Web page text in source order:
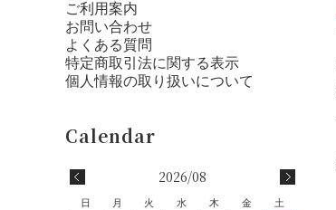
ご利用案内
お問い合わせ
よくある質問
特定商取引法に関する表示
個人情報の取り扱いについて
2026/08
日 月 火 水 木 金
土